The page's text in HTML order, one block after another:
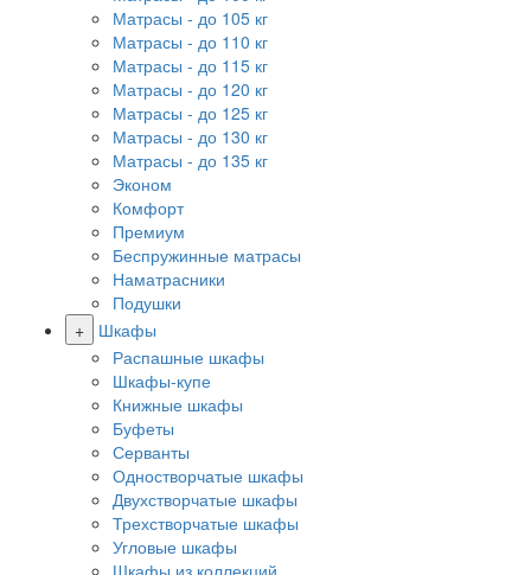
Матрасы - до 105 кг
Матрасы - до 110 кг
Матрасы - до 115 кг
Матрасы - до 120 кг
Матрасы - до 125 кг
Матрасы - до 130 кг
Матрасы - до 135 кг
Эконом
Комфорт
Премиум
Беспружинные матрасы
Наматрасники
Подушки
+
Шкафы
Распашные шкафы
Шкафы-купе
Книжные шкафы
Буфеты
Серванты
Одностворчатые шкафы
Двухстворчатые шкафы
Трехстворчатые шкафы
Угловые шкафы
Шкафы из коллекций